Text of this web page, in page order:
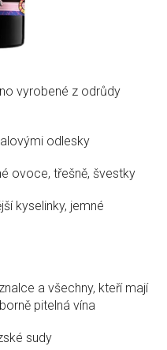
vyrobené z odrůdy
odlesky
ovoce, třešně, švestky
kyselinky, jemné
a všechny, kteří mají
pitelná vína
sudy